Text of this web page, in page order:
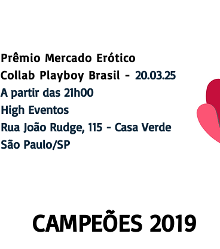
Prêmio Mercado Erótico
Collab Playboy Brasil - 20.03.25
A partir das 21h00
High Eventos
Rua João Rudge, 115 - Casa Verde
São Paulo/SP
CAMPEÕES 2019